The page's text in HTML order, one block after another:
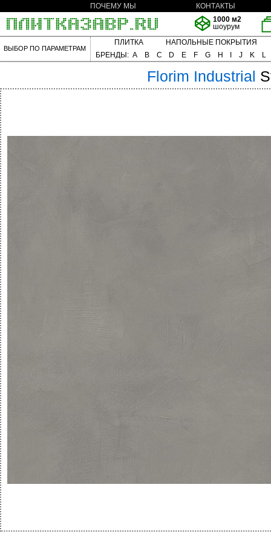
ПОЧЕМУ МЫ
КОНТАКТЫ
1000 м2
шоурум
ВЫБОР ПО ПАРАМЕТРАМ
ПЛИТКА
НАПОЛЬНЫЕ ПОКРЫТИЯ
БРЕНДЫ: A B C D E F G H J K L
Florim Industrial